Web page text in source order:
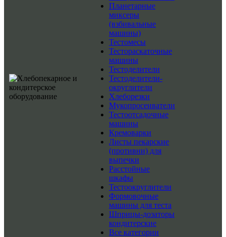
Планетарные
миксеры
(взбивальные
машины)
Тестомесы
Тестораскаточные
машины
Тестоделители
Тестоделители-
округлители
Хлеборезки
Мукопросеиватели
Тестоотсадочные
машины
Кремоварки
Листы пекарские
(противни) для
выпечки
Расстойные
шкафы
Тестоокруглители
Формовочные
машины для теста
Шприцы-дозаторы
кондитерские
Все категории